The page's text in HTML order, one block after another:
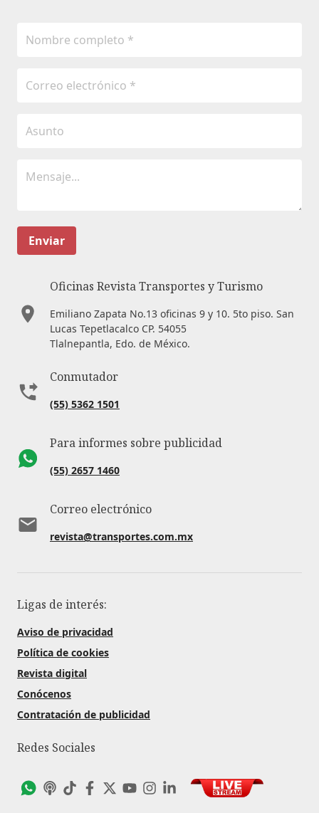
Enviar
Oficinas Revista Transportes y Turismo
Emiliano Zapata No.13 oficinas 9 y 10. 5to piso. San
Lucas Tepetlacalco CP. 54055
Tlalnepantla, Edo. de México.
Conmutador
(55) 5362 1501
Para informes sobre publicidad
(55) 2657 1460
Correo electrónico
revista@transportes.com.mx
Ligas de interés:
Aviso de privacidad
Política de cookies
Revista digital
Conócenos
Contratación de publicidad
Redes Sociales